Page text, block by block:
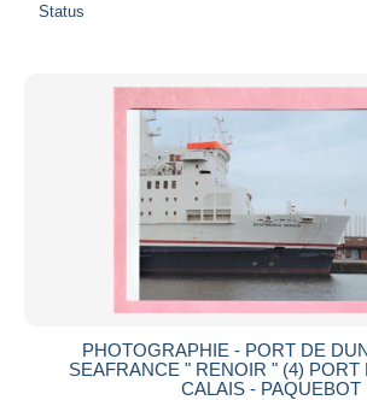
Status
PHOTOGRAPHIE - PORT DE
SEAFRANCE " RENOIR " (4) PORT
CALAIS - PAQUEBOT